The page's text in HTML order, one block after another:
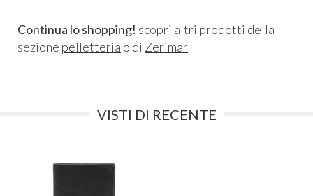
Continua lo shopping! scopri altri prodotti della
sezione pelletteria o di Zerimar
VISTI DI RECENTE